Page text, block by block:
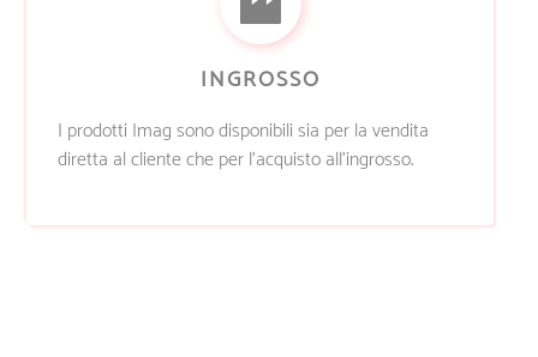
INGROSSO
I prodotti Imag sono disponibili sia per la vendita
diretta al cliente che per l’acquisto all’ingrosso.